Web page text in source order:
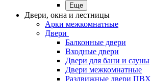
Еще
Двери, окна и лестницы
Арки межкомнатные
Двери
Балконные двери
Входные двери
Двери для бани и сауны
Двери межкомнатные
Раздвижные двери ПВХ